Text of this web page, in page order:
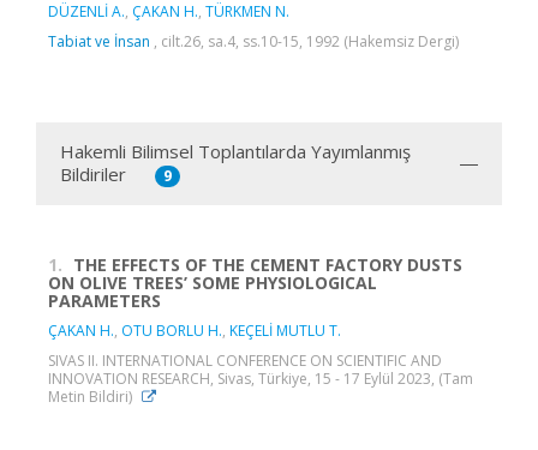
DÜZENLİ A., ÇAKAN H., TÜRKMEN N.
Tabiat ve İnsan , cilt.26, sa.4, ss.10-15, 1992 (Hakemsiz Dergi)
Hakemli Bilimsel Toplantılarda Yayımlanmış
Bildiriler
9
1. THE EFFECTS OF THE CEMENT FACTORY DUSTS
ON OLIVE TREES’ SOME PHYSIOLOGICAL
PARAMETERS
ÇAKAN H., OTU BORLU H., KEÇELİ MUTLU T.
SIVAS II. INTERNATIONAL CONFERENCE ON SCIENTIFIC AND
INNOVATION RESEARCH, Sivas, Türkiye, 15 - 17 Eylül 2023, (Tam
Metin Bildiri)